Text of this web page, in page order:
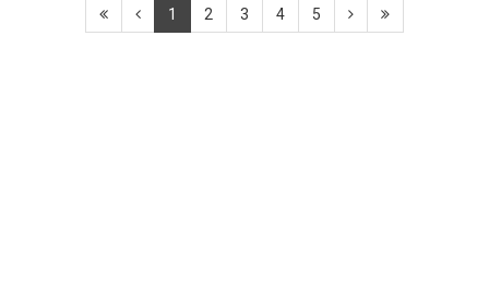
1 2 3 4 5